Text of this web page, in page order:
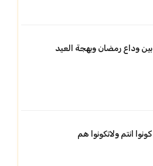
بين وداع رمضان وبهجة العيد
كونوا انتم ولاتكونوا هم